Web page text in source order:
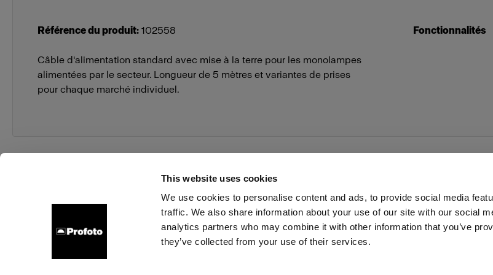
This website uses cookies
We use cookies to personalise content and ads, to provide social media
traffic. We also share information about your use of our site with our social
analytics partners who may combine it with other information that you’ve
they’ve collected from your use of their services.
Référence du produit: 102558
Câble d'alimentation standard avec mise à la terre pour les monolampes
alimentées par le secteur. Longueur de 5 mètres et variantes de prises
pour chaque marché individuel.
Fonctionnalités
À propos de Profoto Support Emploi Presse Investisseurs Share The Light